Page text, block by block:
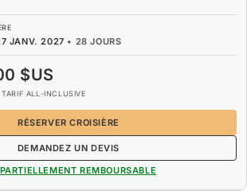
JANV. 2027 • 28 JOURS
$US
ALL-INCLUSIVE
RÉSERVER CROISIÈRE
DEMANDEZ UN DEVIS
PARTIELLEMENT REMBOURSABLE